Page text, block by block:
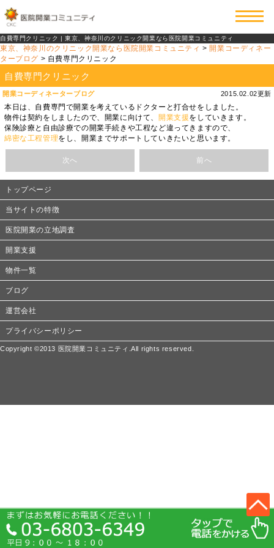
自費専門クリニック | 東京、神奈川のクリニック開業なら医院開業コミュニティ
東京、神奈川のクリニック開業なら医院開業コミュニティ > 開業コーディネー
ターブログ > 自費専門クリニック
自費専門クリニック
開業コーディネーターブログ 2015.02.02更新
本日は、自費専門で開業を考えているドクターと打合せをしました。
物件は契約をしましたので、開業に向けて、 開業支援をしていきます。
保険診療と自由診療での開業手続きや工程など違ってきますので、
綿密な工程管理をし、開業までサポートしていきたいと思います。
次へ 前へ
トップページ
当サイトの特徴
医院開業の立地調査
開業支援
物件一覧
ブログ
運営会社
プライバシーポリシー
Copyright ©2013 医院開業コミュニティ.All rights reserved.